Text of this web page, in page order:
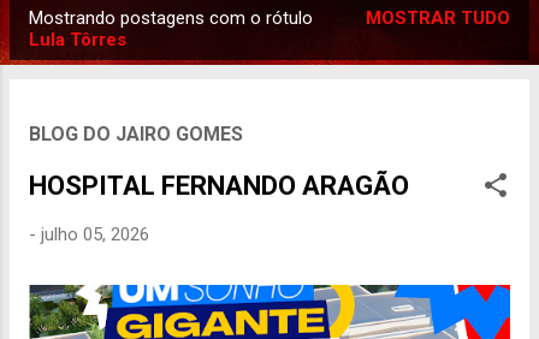
o
Mostrando postagens com o rótulo
Lula Tôrres
MOSTRAR TUDO
BLOG DO JAIRO GOMES
HOSPITAL FERNANDO ARAGÃO
- julho 05, 2026